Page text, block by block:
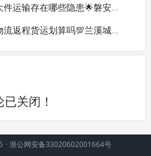
哪些隐患🌟磐安山区大件物流_风险规避要点
运划算吗💯兰溪城郊器械运输_省钱发货方式
关闭！
· 浙公网安备33020602001664号